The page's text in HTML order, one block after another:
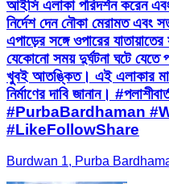
আইসি এলাকা পরিদর্শন করেন
নির্দেশ দেন নৌকা মেরামত এবং
এপাড়ের সঙ্গে ওপারের
যেকোনো সময় দুর্ঘটনা ঘটে
খুবই আতঙ্কিত। এই এলাকার
নির্মাণের দাবি জানান।
#PurbaBardhaman
#LikeFollowShare
Burdwan 1, Purba